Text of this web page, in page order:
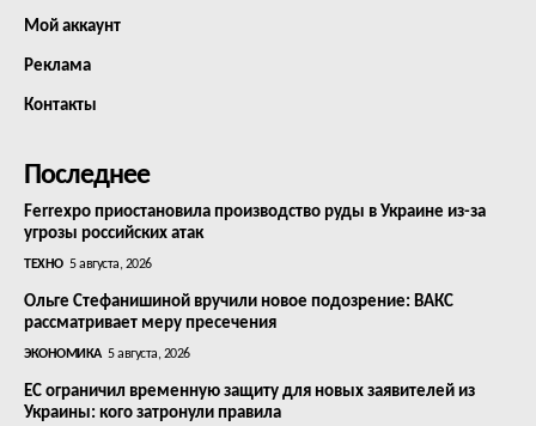
Мой аккаунт
Реклама
Контакты
Последнее
Ferrexpo приостановила производство руды в Украине из-за
угрозы российских атак
ТЕХНО 5 августа, 2026
Ольге Стефанишиной вручили новое подозрение: ВАКС
рассматривает меру пресечения
ЭКОНОМИКА 5 августа, 2026
ЕС ограничил временную защиту для новых заявителей из
Украины: кого затронули правила